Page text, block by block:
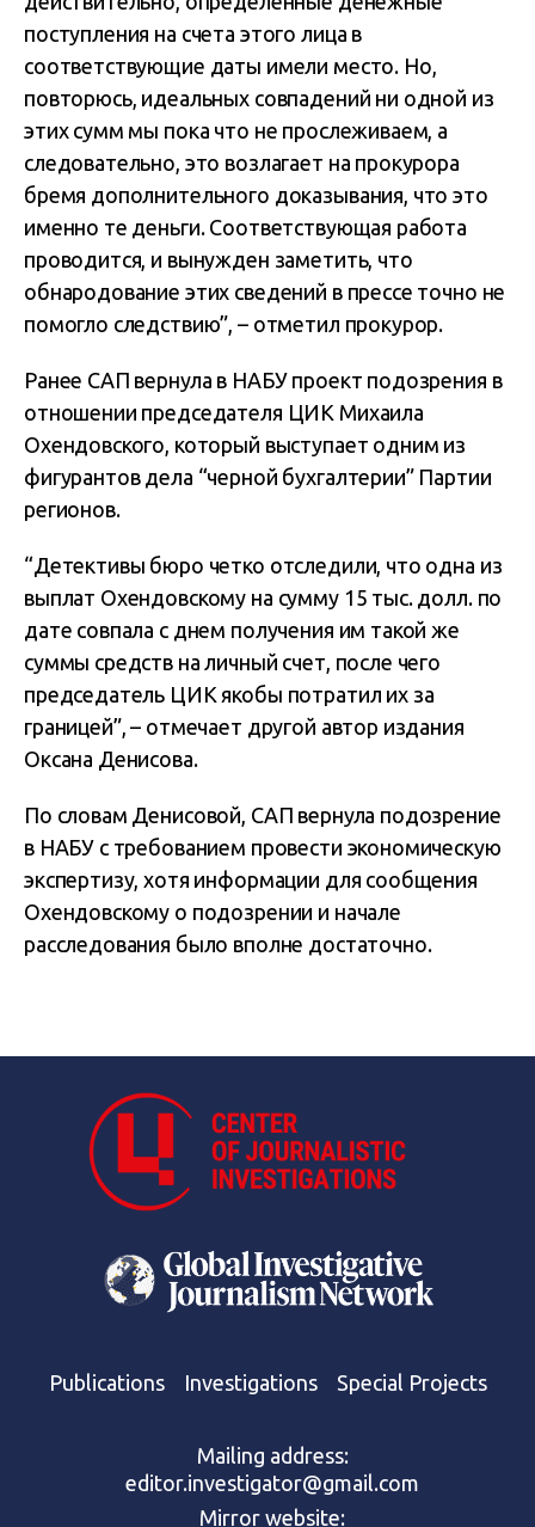
поступления на счета этого лица в
соответствующие даты имели место. Но,
повторюсь, идеальных совпадений ни одной из
этих сумм мы пока что не прослеживаем, а
следовательно, это возлагает на прокурора
бремя дополнительного доказывания, что это
именно те деньги. Соответствующая работа
проводится, и вынужден заметить, что
обнародование этих сведений в прессе точно не
помогло следствию”, – отметил прокурор.
Ранее САП вернула в НАБУ проект подозрения в
отношении председателя ЦИК Михаила
Охендовского, который выступает одним из
фигурантов дела “черной бухгалтерии” Партии
регионов.
“Детективы бюро четко отследили, что одна из
выплат Охендовскому на сумму 15 тыс. долл. по
дате совпала с днем получения им такой же
суммы средств на личный счет, после чего
председатель ЦИК якобы потратил их за
границей”, – отмечает другой автор издания
Оксана Денисова.
По словам Денисовой, САП вернула подозрение
в НАБУ с требованием провести экономическую
экспертизу, хотя информации для сообщения
Охендовскому о подозрении и начале
расследования было вполне достаточно.
Publications Investigations Special Projects
Mailing address:
editor.investigator@gmail.com
Mirror website: